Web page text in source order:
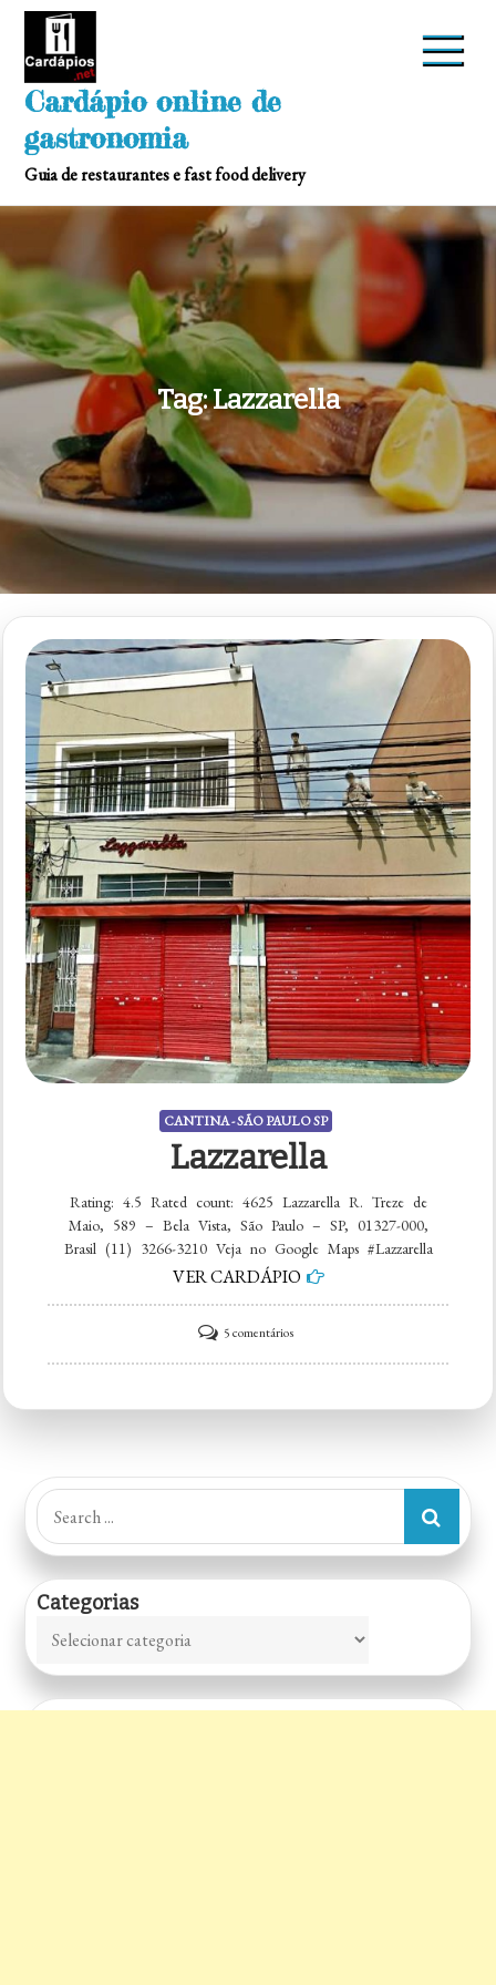
Skip
Cardápio online de
gastronomia
Guia de restaurantes e fast food delivery
Tag:Lazzarella
CANTINA - SÃO PAULO SP
Lazzarella
Rating: 4.5 Rated count: 4625 Lazzarella R. Treze de
Maio, 589 – Bela Vista, São Paulo – SP, 01327-000,
Brasil (11) 3266-3210 Veja no Google Maps #Lazzarella
VER CARDÁPIO
5 comentáriosem
Lazzarella
Search
for:
Categorias
Categorias